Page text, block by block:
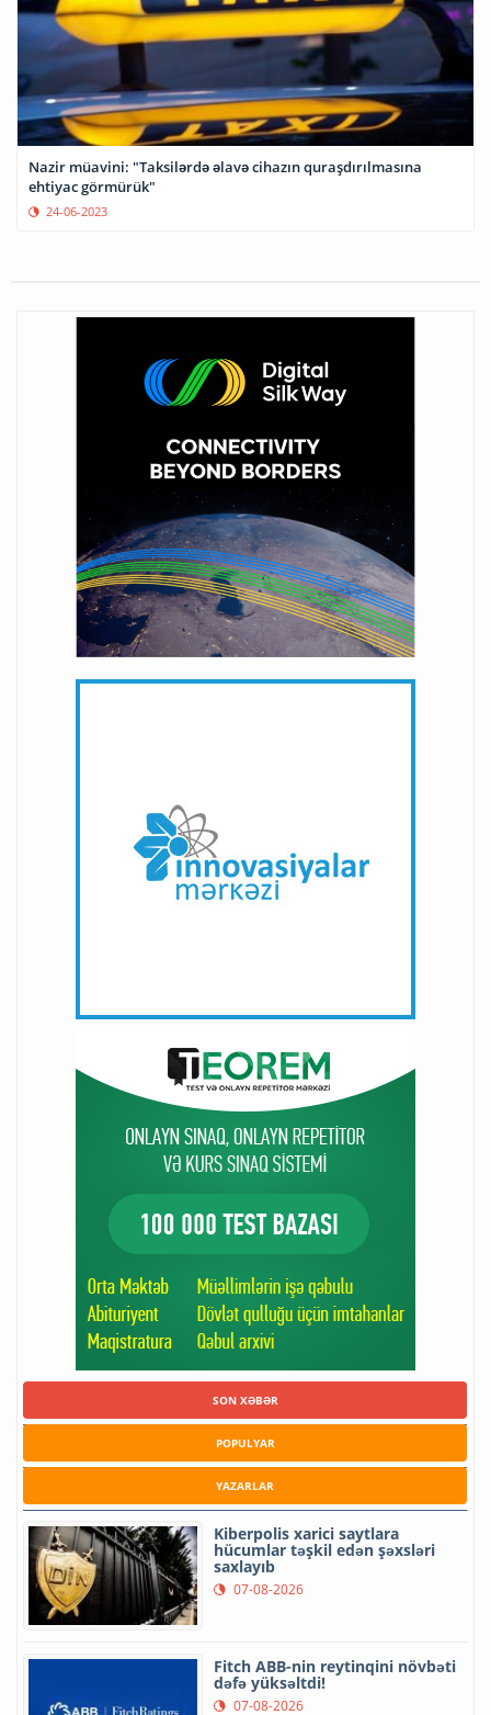
Nazir müavini: "Taksilərdə əlavə cihazın quraşdırılmasına
ehtiyac görmürük"
24-06-2023
SON XƏBƏR
POPULYAR
YAZARLAR
Kiberpolis xarici saytlara
hücumlar təşkil edən şəxsləri
saxlayıb
07-08-2026
Fitch ABB-nin reytinqini növbəti
dəfə yüksəltdi!
07-08-2026